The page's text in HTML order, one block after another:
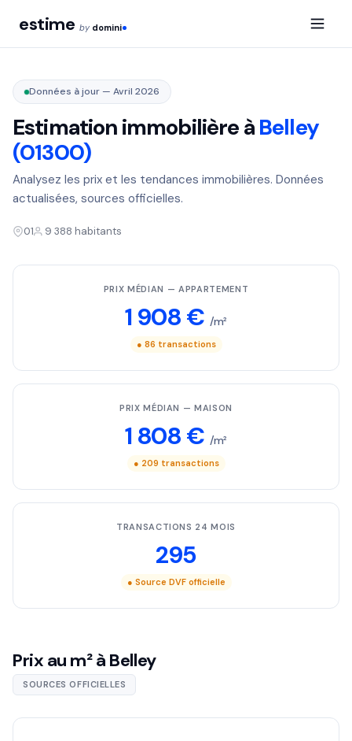
estime by domini
Données à jour — Avril 2026
Estimation immobilière àBelley
(01300)
Analysez les prix et les tendances immobilières. Données
actualisées, sources officielles.
01 9 388 habitants
PRIX MÉDIAN — APPARTEMENT
1 908 € /m²
● 86 transactions
PRIX MÉDIAN — MAISON
1 808 € /m²
● 209 transactions
TRANSACTIONS 24 MOIS
295
● Source DVF officielle
Prix au m² à Belley
SOURCES OFFICIELLES